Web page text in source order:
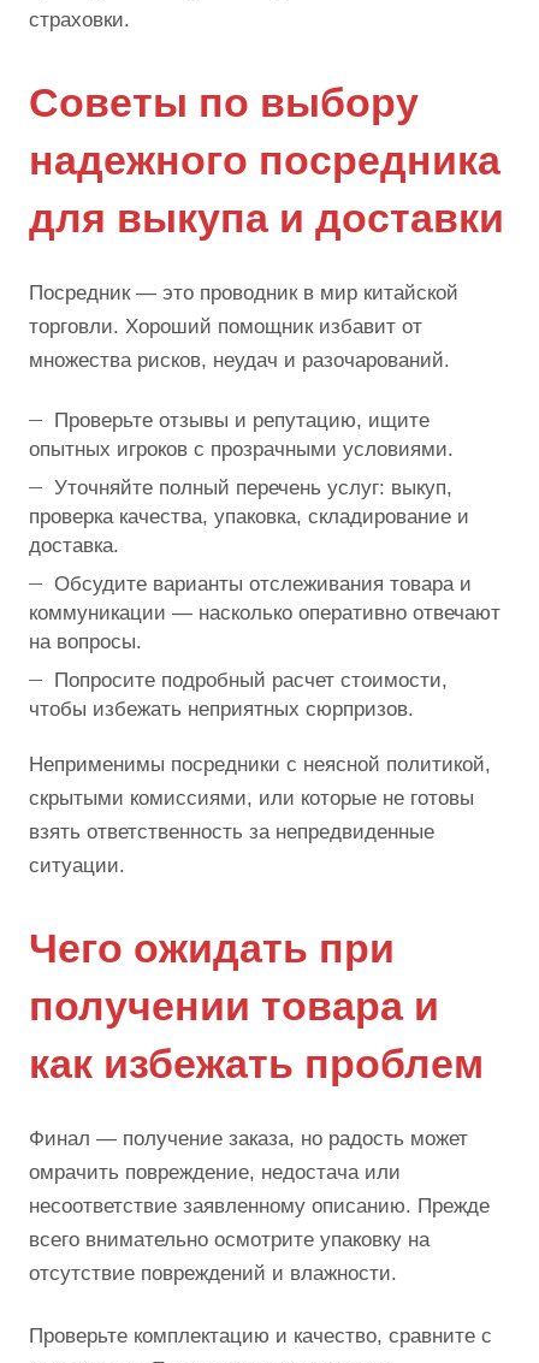
страховки.
Советы по выбору
надежного посредника
для выкупа и доставки
Посредник — это проводник в мир китайской
торговли. Хороший помощник избавит от
множества рисков, неудач и разочарований.
Проверьте отзывы и репутацию, ищите
опытных игроков с прозрачными условиями.
Уточняйте полный перечень услуг: выкуп,
проверка качества, упаковка, складирование и
доставка.
Обсудите варианты отслеживания товара и
коммуникации — насколько оперативно отвечают
на вопросы.
Попросите подробный расчет стоимости,
чтобы избежать неприятных сюрпризов.
Неприменимы посредники с неясной политикой,
скрытыми комиссиями, или которые не готовы
взять ответственность за непредвиденные
ситуации.
Чего ожидать при
получении товара и
как избежать проблем
Финал — получение заказа, но радость может
омрачить повреждение, недостача или
несоответствие заявленному описанию. Прежде
всего внимательно осмотрите упаковку на
отсутствие повреждений и влажности.
Проверьте комплектацию и качество, сравните с